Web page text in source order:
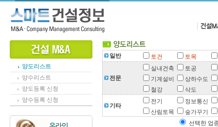
양도리스트
양수리스트
양도등록 신청
양수등록 신청
일반 토건 토목
전문
실내건축
토공
기계설비
상하수도
철강
삭도
기타
전기
정보통신
산림토목
숲가꾸기
선택한 업